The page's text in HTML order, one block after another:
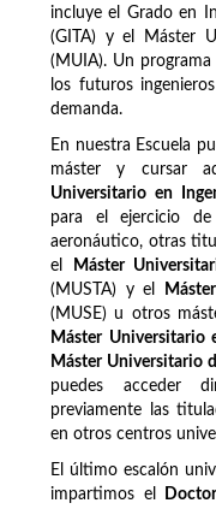
incluye el Grado en
(GITA) y el Máster
(MUIA). Un
los futuros
demanda.
En nuestra Escuela
máster y cursar
Universitario en
para el ejercicio
aeronáutico, otras
el
Máster
(MUSTA) y el
(MUSE) u otros
Máster Universitario
Máster Universitario
puedes acceder
previamente las
en otros centros
El último escalón
impartimos el